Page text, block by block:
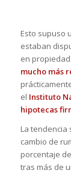
Esto supuso
estaban
en
mucho más
el Instituto
hipotecas
La tendencia
cambio de
porcentaje
tras más de